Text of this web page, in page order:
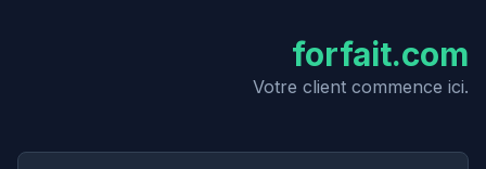
forfait.com
Votre client commence ici.